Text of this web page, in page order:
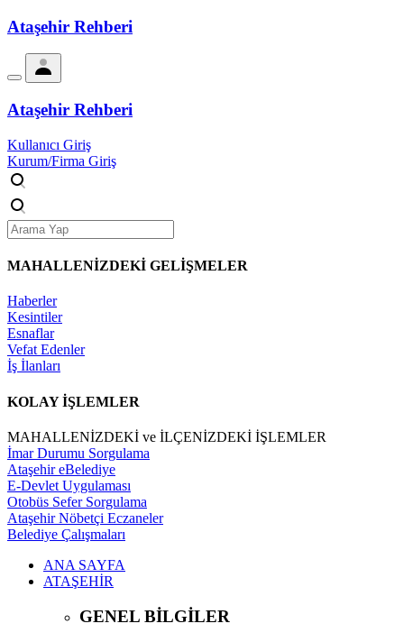
Ataşehir Rehberi
Ataşehir Rehberi
Kullanıcı Giriş
Kurum/Firma Giriş
MAHALLENİZDEKİ GELİŞMELER
Haberler
Kesintiler
Esnaflar
Vefat Edenler
İş İlanları
KOLAY İŞLEMLER
MAHALLENİZDEKİ ve İLÇENİZDEKİ İŞLEMLER
İmar Durumu Sorgulama
Ataşehir eBelediye
E-Devlet Uygulaması
Otobüs Sefer Sorgulama
Ataşehir Nöbetçi Eczaneler
Belediye Çalışmaları
ANA SAYFA
ATAŞEHİR
GENEL BİLGİLER